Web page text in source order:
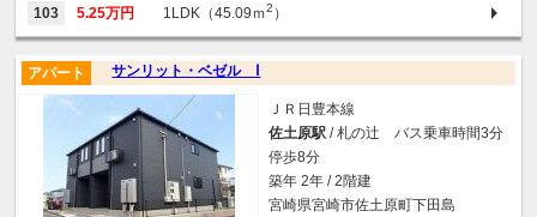
103 5.25万円 1LDK（45.09ｍ2 ）
サンリット・ベゼル Ⅰ
アパート
ＪＲ日豊本線
佐土原駅 / 札の辻 バス乗車時間3分
停歩8分
築年 2年 / 2階建
宮崎県宮崎市佐土原町下田島